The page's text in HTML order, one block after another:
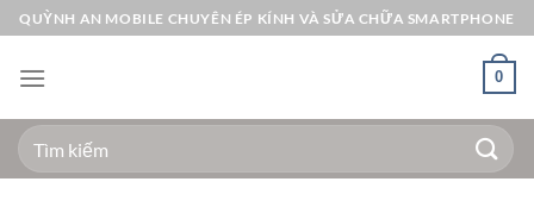
Bỏ
qua
nội
QUỲNH AN MOBILE CHUYÊN ÉP KÍNH VÀ SỬA CHỮA SMARTPHONE
0
Tìm
kiếm: